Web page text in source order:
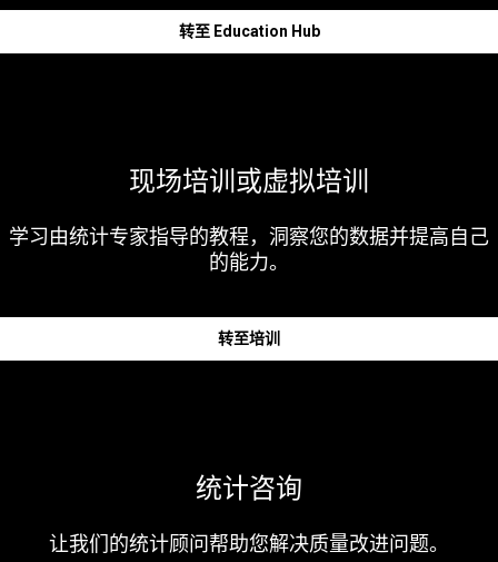
转至 Education Hub
现场培训或虚拟培训
学习由统计专家指导的教程，洞察您的数据并提高自己
的能力。
转至培训
统计咨询
让我们的统计顾问帮助您解决质量改进问题。